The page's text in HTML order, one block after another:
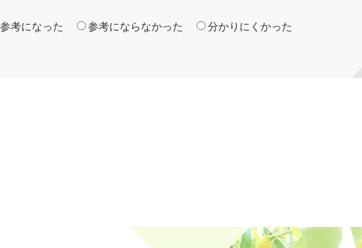
参考になった 参考にならなかった 分かりにくかった